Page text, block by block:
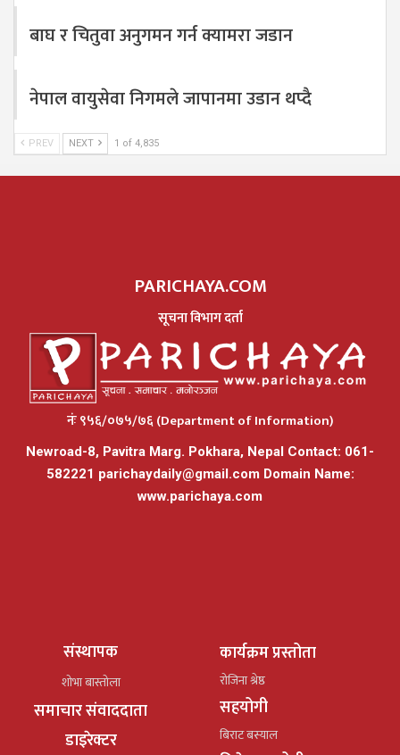
बाघ र चितुवा अनुगमन गर्न क्यामरा जडान
नेपाल वायुसेवा निगमले जापानमा उडान थप्दै
PREV NEXT 1 of 4,835
PARICHAYA.COM
सूचना विभाग दर्ता
नंः ९५६/०७५/७६ (Department of Information)
Newroad-8, Pavitra Marg. Pokhara, Nepal Contact: 061-
582221 parichaydaily@gmail.comDomain Name:
www.parichaya.com
संस्थापक
शोभा बास्तोला
समाचार संवाददाता
डाइरेक्टर
कार्यक्रम प्रस्तोता
रोजिना श्रेष्ठ
सहयोगी
बिराट बस्याल